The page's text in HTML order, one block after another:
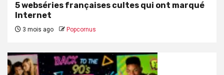
5 webséries françaises cultes qui ont marqué
Internet
3 mois ago Popcornus